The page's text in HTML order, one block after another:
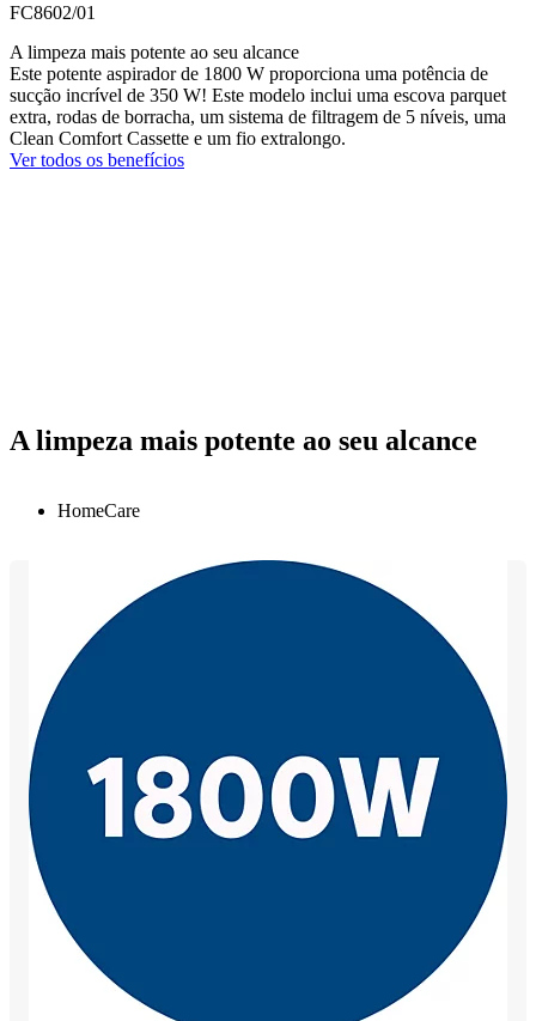
FC8602/01
A limpeza mais potente ao seu alcance
Este potente aspirador de 1800 W proporciona uma potência de
sucção incrível de 350 W! Este modelo inclui uma escova parquet
extra, rodas de borracha, um sistema de filtragem de 5 níveis, uma
Clean Comfort Cassette e um fio extralongo.
Ver todos os benefícios
A limpeza mais potente ao seu alcance
HomeCare